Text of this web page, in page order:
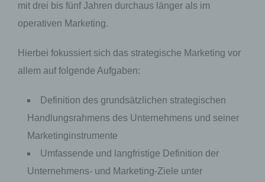
mit drei bis fünf Jahren durchaus länger als im
operativen Marketing.
Hierbei fokussiert sich das strategische Marketing vor
allem auf folgende Aufgaben:
Definition des grundsätzlichen strategischen
Handlungsrahmens des Unternehmens und seiner
Marketinginstrumente
Umfassende und langfristige Definition der
Unternehmens- und Marketing-Ziele unter